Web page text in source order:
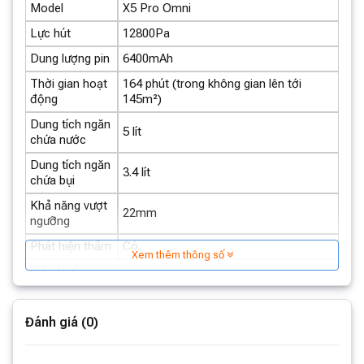
Model
X5 Pro Omni
Lực hút
12800Pa
Dung lượng pin
6400mAh
Thời gian hoạt
động
164 phút (trong không gian lên tới
145m²)
Dung tích ngăn
chứa nước
5 lít
Dung tích ngăn
chứa bụi
3.4 lít
Khả năng vượt
ngưỡng
22mm
Phát hiện thảm
Có
Điều khiển
bằng giọng nói
Công nghệ
chống rối
Xem thêm thông số
Đánh giá (0)